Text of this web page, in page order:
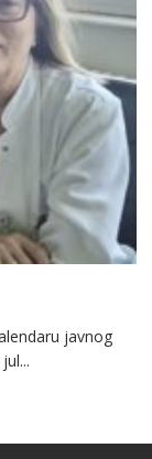
javnog